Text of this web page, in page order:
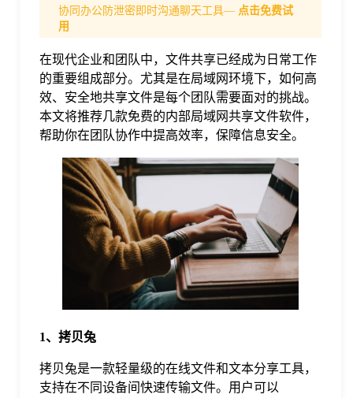
格
题
协同办公防泄密即时沟通聊天工具— 点击免费试
用
在现代企业和团队中，文件共享已经成为日常工作
的重要组成部分。尤其是在局域网环境下，如何高
效、安全地共享文件是每个团队需要面对的挑战。
本文将推荐几款免费的内部局域网共享文件软件，
帮助你在团队协作中提高效率，保障信息安全。
1、拷贝兔
拷贝兔是一款轻量级的在线文件和文本分享工具，
支持在不同设备间快速传输文件。用户可以